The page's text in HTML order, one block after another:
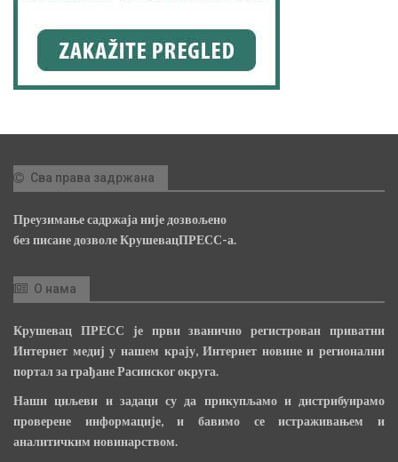
Сва права задржана
Преузимање садржаја није дозвољено
без писане дозволе КрушевацПРЕСС-а.
О нама
Крушевац ПРЕСС је први званично регистрован приватни
Интернет медиј у нашем крају, Интернет новине и регионални
портал за грађане Расинског округа.
Наши циљеви и задаци су да прикупљамо и дистрибуирамо
проверене информације, и бавимо се истраживањем и
аналитичким новинарством.